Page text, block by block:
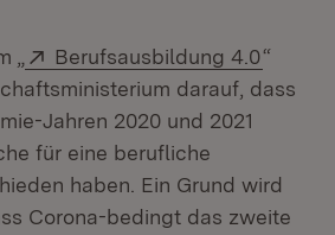
Extern:
Berufsausbildung 4.0(Öffnet
“
darauf, dass
Jahren 2020 und 2021
für eine berufliche
haben. Ein Grund wird
Corona-bedingt das zweite